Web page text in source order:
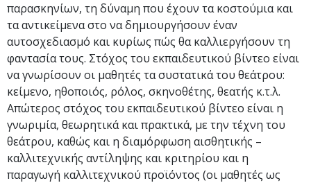
παρασκηνίων, τη δύναμη που έχουν τα κοστούμια και
τα αντικείμενα στο να δημιουργήσουν έναν
αυτοσχεδιασμό και κυρίως πώς θα καλλιεργήσουν τη
φαντασία τους. Στόχος του εκπαιδευτικού βίντεο είναι
να γνωρίσουν οι μαθητές τα συστατικά του θεάτρου:
κείμενο, ηθοποιός, ρόλος, σκηνοθέτης, θεατής κ.τ.λ.
Απώτερος στόχος του εκπαιδευτικού βίντεο είναι η
γνωριμία, θεωρητικά και πρακτικά, με την τέχνη του
θεάτρου, καθώς και η διαμόρφωση αισθητικής –
καλλιτεχνικής αντίληψης και κριτηρίου και η
παραγωγή καλλιτεχνικού προϊόντος (οι μαθητές ως